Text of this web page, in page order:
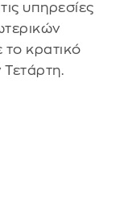
υπηρεσίες
κρατικό
Τετάρτη.